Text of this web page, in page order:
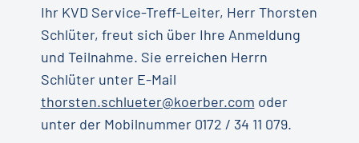
Ihr KVD Service-Treff-Leiter, Herr Thorsten
Schlüter, freut sich über Ihre Anmeldung
und Teilnahme. Sie erreichen Herrn
Schlüter unter E-Mail
thorsten.schlueter@koerber.com oder
unter der Mobilnummer 0172 / 34 11 079.